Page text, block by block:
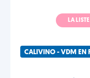
LA
CALIVINO - VDM EN